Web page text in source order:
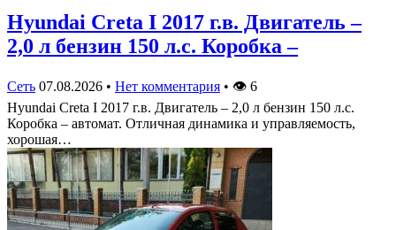
Hyundai Creta I 2017 г.в. Двигатель –
2,0 л бензин 150 л.с. Коробка –
Сеть 07.08.2026 • Нет комментария • 👁 6
Hyundai Creta I 2017 г.в. Двигатель – 2,0 л бензин 150 л.с.
Коробка – автомат. Отличная динамика и управляемость,
хорошая…